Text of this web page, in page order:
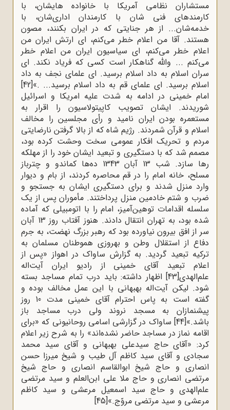
مستشاران نظامی آمریکا با خانواده هایشان، با
کارمندهای فنی شان با کارمندان اداری‌شان، با
خدمه‌شان... از هر جنایتی که در ایران بکنند، مصون
هستند. آقا من اعلام خطر می‌کنم، ای ارتش ایران من
اعلام خطر می‌کنم، ای سیاسیون ایران من اعلام خطر
می‌کنم ... والله گناهکار است کسی که فریاد نکند. ای
سران اسلام به داد اسلام برسید. ای علمای نجف به داد
اسلام برسید. ای علمای قم به داد اسلام برسید... .»[42]
امام خمینی در ادامه به شدت علیه امریکا و اسرائیل
شوریدند. ایشان تصویب کاپیتولاسیون را اقرار به
مستعمره بودن ایران نامید و رأى مجلسین را مخالف
اسلام و قرآن شمردند. رژیم شاه که از بالا گرفتن نارضایتى
مردم و تحریک افکار عمومى سخت وحشت کرده بود،
مصمم شد که با دستگیرى و تبعید ایشان خود را از مهلکه
رها سازد. شب 13 آبان 1343 ده‌ها کماندو و چترباز
مسلح، خانه امام را در قم محاصره کردند، از بام و دیوار
وارد منزل شدند و براى دستگیرى ایشان به جستجو و
ضرب و شتم خادمین منزل پرداختند. مأموران پس از یک
سلسله اقدامات توهین‌آمیز، امام را با اتومبیلى که آماده
شده بود، به تهران انتقال دادند. هنوز آفتاب روز 13 آبان
سر از افق بیرون نیاورده بود که رهبر بزرگ نهضت، به جرم
دفاع از استقلال وطن و بهروزى هموطنان مسلمان به
ترکیه تبعید گردید. به گزارش ساواک در اهواز «پس از
اعلام تبعید آقای خمینی از رادیو ایران آیت‌اله
علم‌الهدی[43]
اظهار داشته: باید درب تمام مساجد بسته
شود. لیکن آیت‌اله بهبهانی با این عمل مخالف بوده و
گفته است به پاس احترام آقای خمینی مدت 10 روز
پیشنمازان به مسجد نروند ولی درب مساجد باز
باشد.»[44]
ساواک در گزارشی اسامی روحانیونی که «برای
اقامه نماز در مساجد حاضر نشده‌اند» را به شرح زیر اعلام
کرد: «آقای حاج سیدعلی بهبهانی و آقای سید محمد
سجادی و آقای سید کاظم آل طیب و شیخ میرزا حسن
انصاری و حاج شیخ ابوالقاسم انصاری و حاج شیخ
مرتضی انصاری و حاج ملا علی ابن‌العلم و سید مرتضی
علم‌الهدی و حاج سید اسمعیل مرعشی و سید کاظم
مرعشی و سید مرتضی مروّج.»[45]